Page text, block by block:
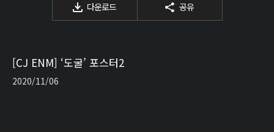
다운로드 공유
[CJ ENM] ‘도굴’ 포스터2
2020/11/06